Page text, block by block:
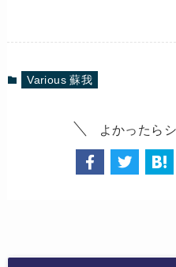
Various 蘇我
よかったら